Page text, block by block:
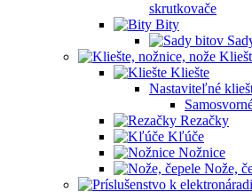
skrutkovače
Bity
Kliešte
Nastaviteľné
Rezačky
Kľúče
Nožnice
Nože,